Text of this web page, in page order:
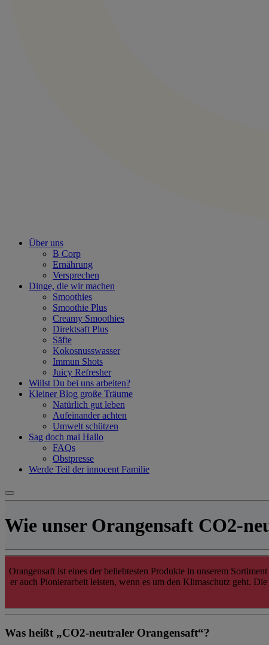
Über uns
B Corp
Ernährung
Versprechen
Dinge, die wir machen
Smoothies
Smoothie Plus
Creamy Smoothies
Direktsaft Plus
Säfte
Kokosnusswasser
Immun Shots
Juicy Refresher
Willst Du bei uns arbeiten?
Kleiner Blog große Träume
Natürlich gut leben
Aufeinander achten
Umwelt schützen
Sag doch mal Hallo
FAQs
Obstpresse
Werde Teil der innocent Familie
Wie unser Orangensaft CO2-
Orangensaft ist eines der beliebtesten Produkte in unserem
er auch Pionierarbeit leisten, wenn es um den Klimaschutz geht.
Was heißt „CO2-neutraler Orangensaft“?